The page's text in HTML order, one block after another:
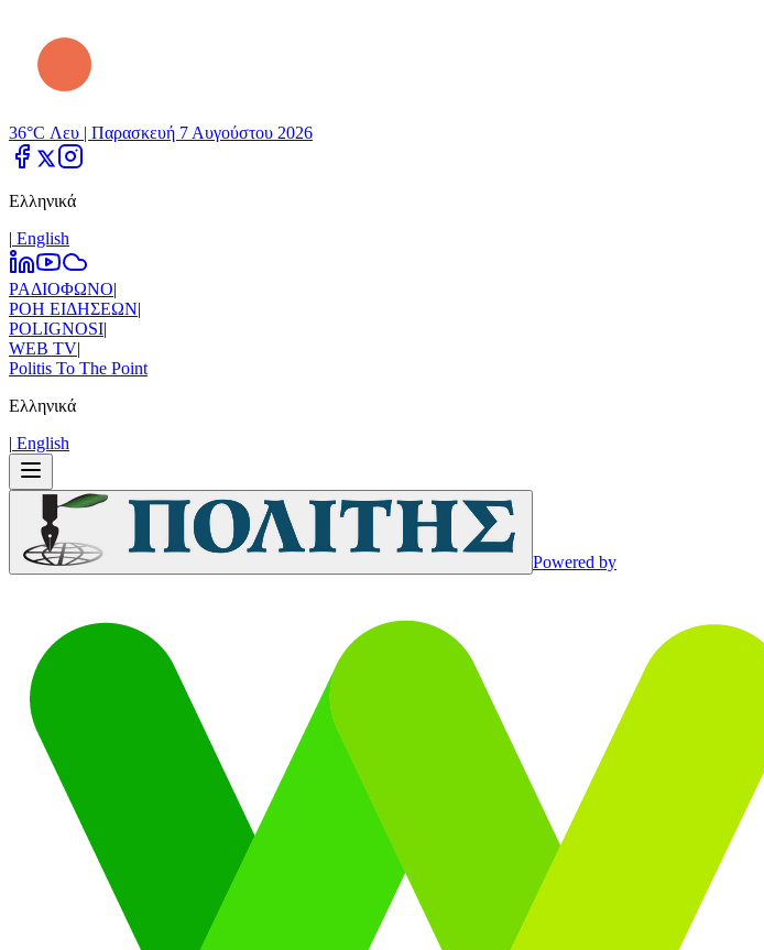
36°C Λευ | Παρασκευή 7 Αυγούστου 2026
Ελληνικά
| Εnglish
ΡΑΔΙΟΦΩΝΟ|
ΡΟΗ ΕΙΔΗΣΕΩΝ|
POLIGNOSI|
WEB TV|
Politis To The Point
Ελληνικά
| Εnglish
Powered by